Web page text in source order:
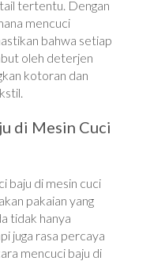
tertentu. Dengan
mencuci
bahwa setiap
oleh deterjen
kotoran dan
di Mesin Cuci
baju di mesin cuci
pakaian yang
tidak hanya
juga rasa percaya
mencuci baju di